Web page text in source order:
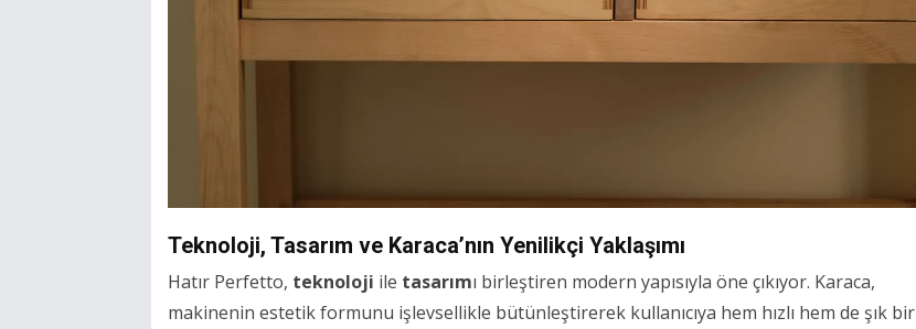
Teknoloji, Tasarım ve Karaca’nın Yenilikçi Yaklaşımı
Hatır Perfetto, teknoloji ile tasarımı birleştiren modern yapısıyla öne çıkıyor. Karaca,
makinenin estetik formunu işlevsellikle bütünleştirerek kullanıcıya hem hızlı hem de şık bir